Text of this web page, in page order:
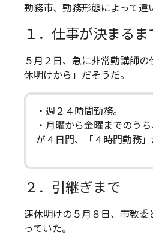
勤務市、勤務形態によって違
１．仕事が決まるま
５月２日、急に非常勤講師
休明けから」だそうだ。
・週２４時間勤務。
・月曜から金曜までのうち
が４日間、「４時間勤務」
２．引継ぎまで
連休明けの５月８日、市教委
っていた。